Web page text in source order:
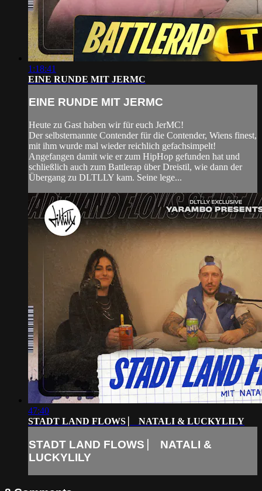
1:18:41
EINE RUNDE MIT JERMC
EINE RUNDE MIT JERMC
Heute zu Gast haben wir für euch JerMC!
Der selbsternannte Contender für die Contender, Wiens finest,
mit ihm wurde mal wieder reichlich gefachsimpelt!
Angefangen damit wie er zum HipHop gefunden hat und
schließlich auch zum Battlerap über Dreistil, wie dann der
Übergang zu DLTLLY kam. Seine lege...
47:40
STADT LAND FLOWS ⎸ NATALI & LUCKYLILY
STADT LAND FLOWS ⎸ NATALI &
LUCKYLILY